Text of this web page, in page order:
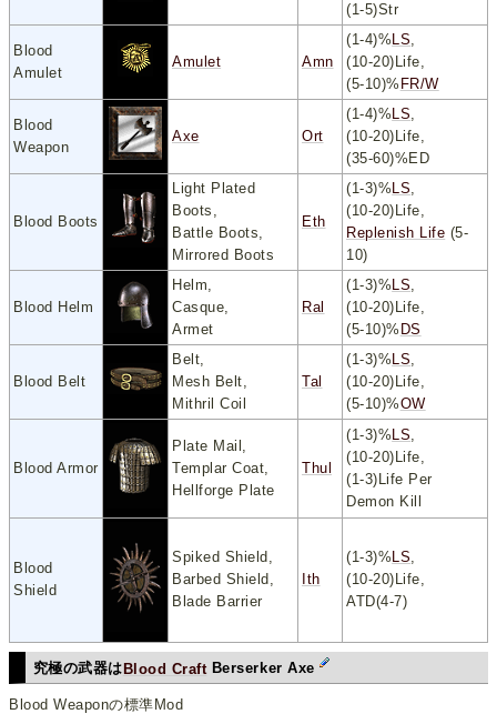
(1-5)Str
Blood
Amulet
Amulet Amn
(1-4)% LS,
(10-20)Life,
(5-10)% FR/W
Blood
Weapon
Axe Ort
(1-4)% LS,
(10-20)Life,
(35-60)%ED
Blood Boots
Light Plated
Boots,
Battle Boots,
Mirrored Boots
Eth
(1-3)% LS,
(10-20)Life,
Replenish Life (5-
10)
Blood Helm
Helm,
Casque,
Armet
Ral
(1-3)% LS,
(10-20)Life,
(5-10)% DS
Blood Belt
Belt,
Mesh Belt,
Mithril Coil
Tal
(1-3)% LS,
(10-20)Life,
(5-10)%OW
Blood Armor
Plate Mail,
Templar Coat,
Hellforge Plate
Thul
(1-3)% LS,
(10-20)Life,
(1-3)Life Per
Demon Kill
Blood
Shield
Spiked Shield,
Barbed Shield,
Blade Barrier
Ith
(1-3)% LS,
(10-20)Life,
ATD(4-7)
究極の武器はBlood Craft Berserker Axe
Blood Weaponの標準Mod